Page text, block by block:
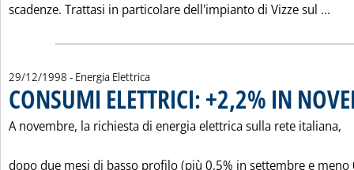
scadenze. Trattasi in particolare dell'impianto di Vizze sul ...
29/12/1998 - Energia Elettrica
CONSUMI ELETTRICI: +2,2% IN
A novembre, la richiesta di energia elettrica sulla rete italiana,
dopo due mesi di basso profilo (più 0,5% in settembre e meno